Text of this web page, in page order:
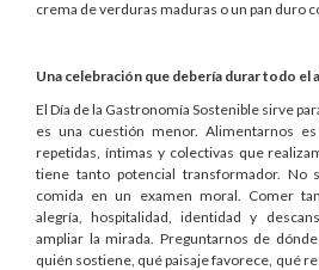
crema de verduras maduras o un pan duro
Una celebración que debería durar todo el
El Día de la Gastronomía Sostenible sirve
es una cuestión menor. Alimentarnos
repetidas, íntimas y colectivas que
tiene tanto potencial transformador. No
comida en un examen moral. Comer
alegría, hospitalidad, identidad y
ampliar la mirada. Preguntarnos de
quién sostiene, qué paisaje favorece, qué